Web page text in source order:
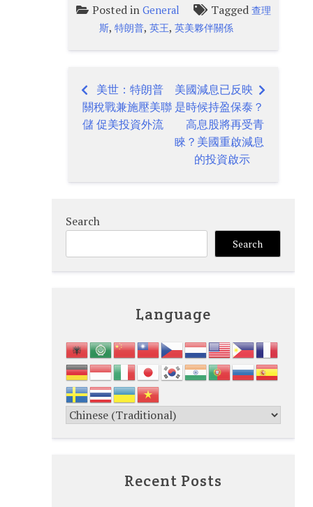
Posted in General Tagged 查理
斯,特朗普,英王,英美夥伴關係
Post
navigation
美世：特朗普
關稅戰兼施壓美聯
儲 促美投資外流
美國減息已反映
是時候持盈保泰？
高息股將再受青
睞？美國重啟減息
的投資啟示
Search
Search
Language
Recent Posts